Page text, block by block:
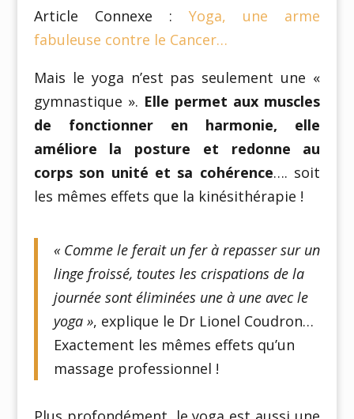
Article Connexe :Yoga, une arme
fabuleuse contre le Cancer…
Mais le yoga n’est pas seulement une «
gymnastique ». Elle permet aux muscles
de fonctionner en harmonie, elle
améliore la posture et redonne au
corps son unité et sa cohérence…. soit
les mêmes effets que la kinésithérapie !
« Comme le ferait un fer à repasser sur un
linge froissé, toutes les crispations de la
journée sont éliminées une à une avec le
yoga », explique le Dr Lionel Coudron…
Exactement les mêmes effets qu’un
massage professionnel !